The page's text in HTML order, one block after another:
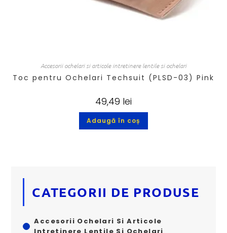
Accesorii ochelari si articole intretinere lentile si ochelari
Toc pentru Ochelari Techsuit (PLSD-03) Pink
49,49 lei
Adaugă în coș
CATEGORII DE PRODUSE
Accesorii Ochelari Si Articole